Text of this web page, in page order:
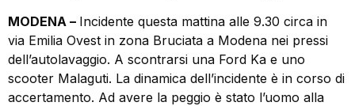
MODENA – Incidente questa mattina alle 9.30 circa in
via Emilia Ovest in zona Bruciata a Modena nei pressi
dell’autolavaggio. A scontrarsi una Ford Ka e uno
scooter Malaguti. La dinamica dell’incidente è in corso di
accertamento. Ad avere la peggio è stato l’uomo alla